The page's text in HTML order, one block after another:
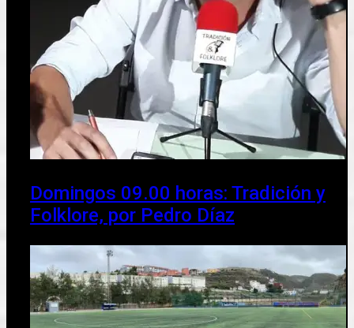
Domingos 09.00 horas: Tradición y
Folklore, por Pedro Díaz